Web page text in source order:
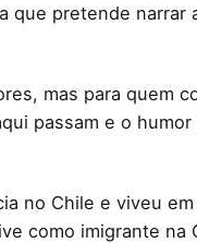
pretende
mas para quem
passam e o
no Chile e viveu
como imigrante